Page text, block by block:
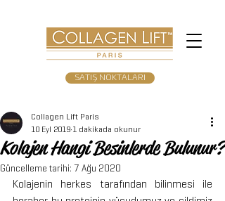
SATIŞ NOKTALARI
Kolajen Hangi Besinlerde Bulunur?
Collagen Lift Paris
10 Eyl 2019 1 dakikada okunur
Güncelleme tarihi: 7 Ağu 2020
Kolajenin herkes tarafından bilinmesi ile